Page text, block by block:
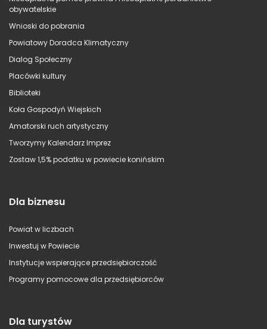
obywatelskie
Wnioski do pobrania
Powiatowy Doradca Klimatyczny
Dialog Społeczny
Placówki kultury
Biblioteki
Koła Gospodyń Wiejskich
Amatorski ruch artystyczny
Tworzymy Kalendarz Imprez
Zostaw 1,5% podatku w powiecie konińskim
Dla biznesu
Powiat w liczbach
Inwestuj w Powiecie
Instytucje wspierające przedsiębiorczość
Programy pomocowe dla przedsiębiorców
Dla turystów